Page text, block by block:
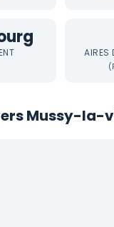
AIRES
Mussy-la-